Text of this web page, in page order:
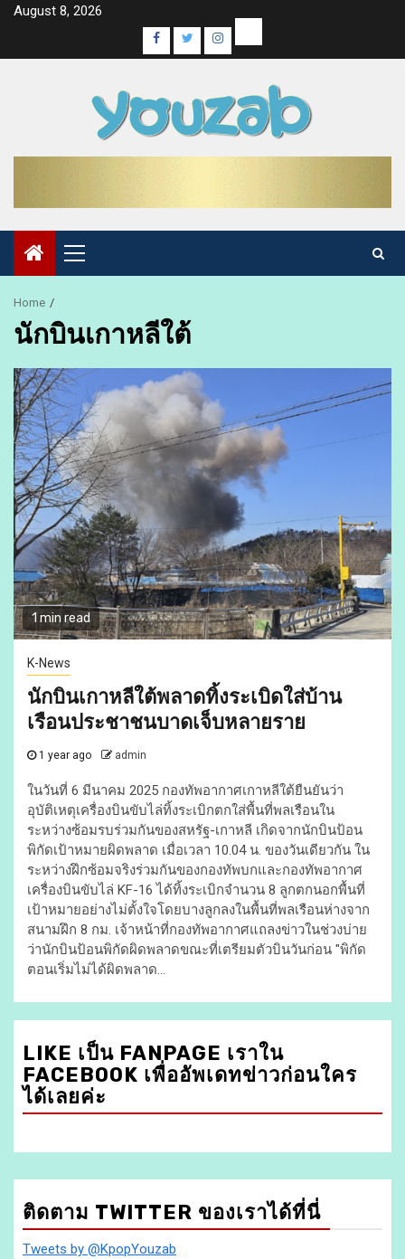
SkipAugust 8, 2026
Facebook
TwitterInstagram
Primary
Menu
Home
นักบินเกาหลีใต้
1 min read
K-News
นักบินเกาหลีใต้พลาดทิ้งระเบิดใส่บ้าน
เรือนประชาชนบาดเจ็บหลายราย
1 year ago admin
ในวันที่ 6 มีนาคม 2025 กองทัพอากาศเกาหลีใต้ยืนยันว่า
อุบัติเหตุเครื่องบินขับไล่ทิ้งระเบิกตกใส่พื้นที่พลเรือนใน
ระหว่างซ้อมรบร่วมกันของสหรัฐ-เกาหลี เกิดจากนักบินป้อน
พิกัดเป้าหมายผิดพลาด เมื่อเวลา 10.04 น. ของวันเดียวกัน ใน
ระหว่างฝึกซ้อมจริงร่วมกันของกองทัพบกและกองทัพอากาศ
เครื่องบินขับไล่ KF-16 ได้ทิ้งระเบิกจำนวน 8 ลูกตกนอกพื้นที่
เป้าหมายอย่างไม่ตั้งใจโดยบางลูกลงในพื้นที่พลเรือนห่างจาก
สนามฝึก 8 กม. เจ้าหน้าที่กองทัพอากาศแถลงข่าวในช่วงบ่าย
ว่านักบินป้อนพิกัดผิดพลาดขณะที่เตรียมตัวบินวันก่อน "พิกัด
ตอนเริ่มไม่ได้ผิดพลาด...
LIKE เป็น FANPAGE เราใน
FACEBOOK เพื่ออัพเดทข่าวก่อนใคร
ได้เลยค่ะ
ติดตาม TWITTER ของเราได้ที่นี่
Tweets by @KpopYouzab